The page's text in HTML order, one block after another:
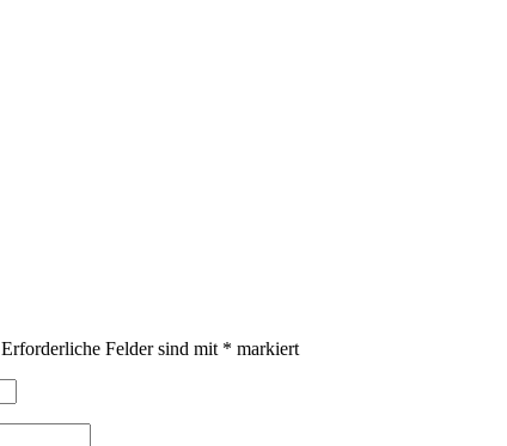
Erforderliche Felder sind mit * markiert